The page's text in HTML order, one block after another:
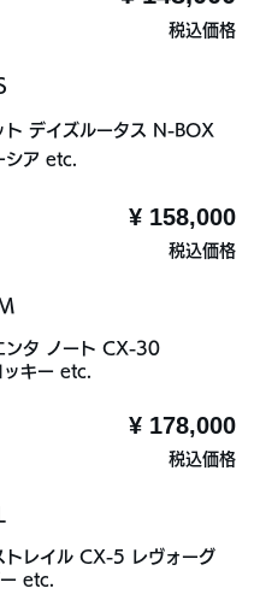
税込価格
ト デイズルータス N-BOX
シア etc.
¥ 158,000
税込価格
ンタ ノート CX-30
キー etc.
¥ 178,000
税込価格
トレイル CX-5 レヴォーグ
etc.